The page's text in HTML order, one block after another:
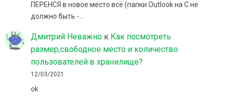
ПЕРЕНСЯ в новое место всё (папки Outlook на C не
должно быть -…
Дмитрий Неважнок Как посмотреть
размер,свободное место и количество
пользователей в хранилище?
12/03/2021
ok